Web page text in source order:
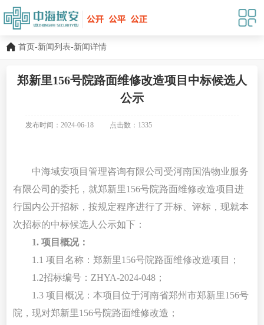
首页-新闻列表-新闻详情
郑新里156号院路面维修改造项目中标候选人
公示
发布时间：2024-06-18 点击数： 1335
中海域安项目管理咨询有限公司受河南国浩物业服务
有限公司 的委托，就郑新里156号院路面维修改造项目进
行国 内公开招标，按规定程序进行了开标、评标，现就本
次招标的中标候选人公示如下：
1.项目概况：
1 .1 项目名称：郑新里156号院路面维修改造项目；
1 .2招标编号：ZHYA-2024-048 ；
1.3 项目概况：本项目位于河南省郑州市郑新里156号
院，现对郑新里156号院路面维修改造 ；